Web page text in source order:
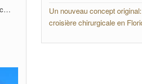
Un nouveau concept
croisière chirurgicale en